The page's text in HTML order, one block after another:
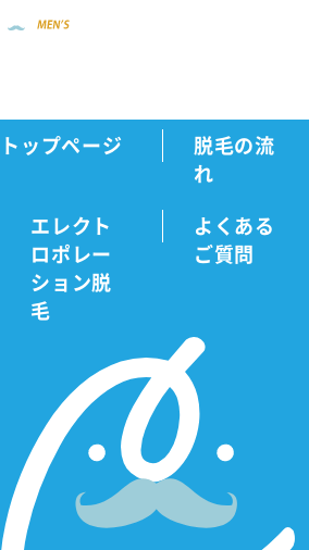
トップページ
脱毛の流
れ
エレクト
ロポレー
ション脱
毛
よくある
ご質問
Home 新着情報 毛周期とは？部位別の期間や必要...